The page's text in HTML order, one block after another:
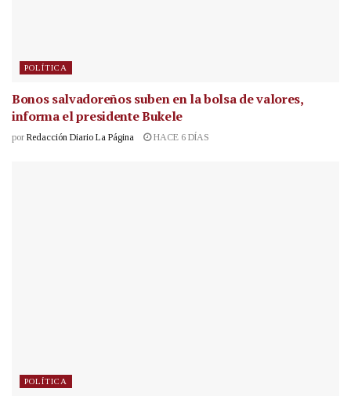
POLÍTICA
Bonos salvadoreños suben en la bolsa de valores,
informa el presidente Bukele
por Redacción Diario La Página HACE 6 DÍAS
POLÍTICA